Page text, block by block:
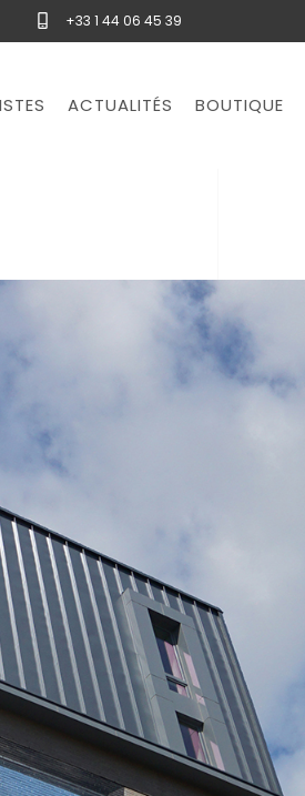
+33 1 44 06 45 39
ACTUALITÉS BOUTIQUE